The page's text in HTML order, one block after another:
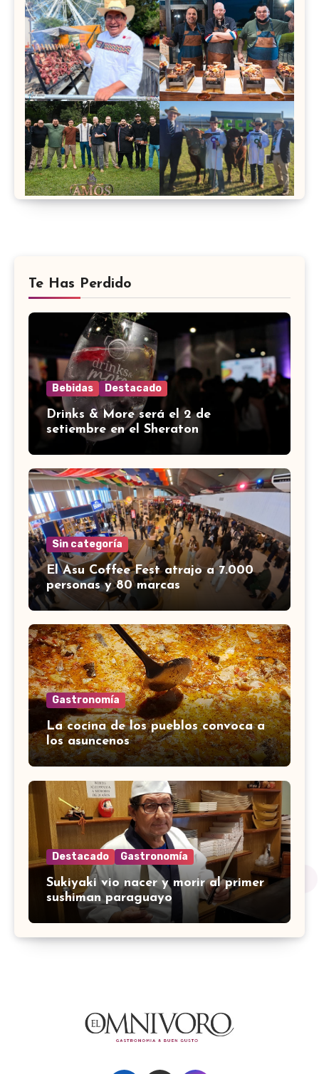
Te Has Perdido
Bebidas Destacado
Drinks & More será el 2 de
setiembre en el Sheraton
Sin categoría
El Asu Coffee Fest atrajo a 7.000
personas y 80 marcas
Gastronomía
La cocina de los pueblos convoca a
los asuncenos
Destacado Gastronomía
Sukiyaki vio nacer y morir al primer
sushiman paraguayo